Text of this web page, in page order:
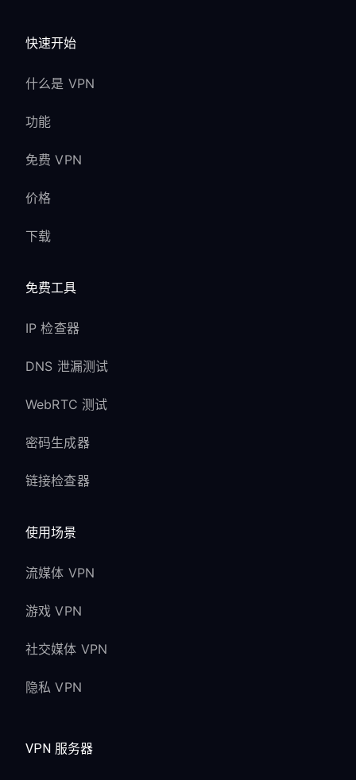
快速开始
什么是 VPN
功能
免费 VPN
价格
下载
免费工具
IP 检查器
DNS 泄漏测试
WebRTC 测试
密码生成器
链接检查器
使用场景
流媒体 VPN
游戏 VPN
社交媒体 VPN
隐私 VPN
VPN 服务器